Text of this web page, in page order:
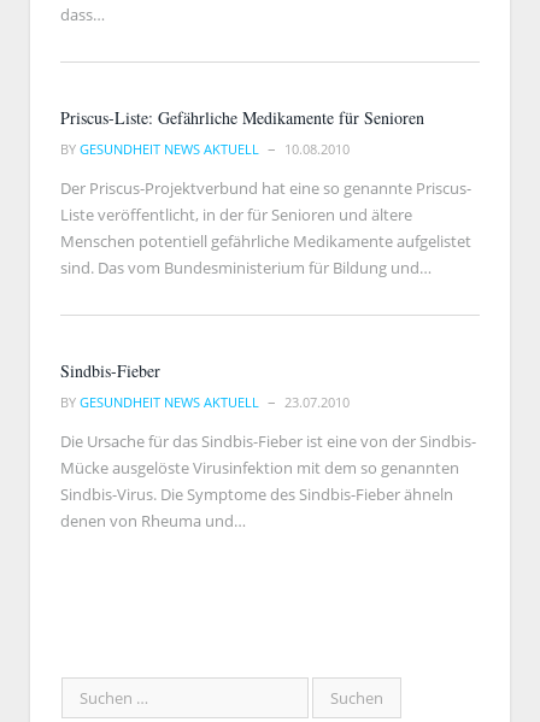
dass…
Priscus-Liste: Gefährliche Medikamente für Senioren
BY GESUNDHEIT NEWS AKTUELL 10.08.2010
Der Priscus-Projektverbund hat eine so genannte Priscus-
Liste veröffentlicht, in der für Senioren und ältere
Menschen potentiell gefährliche Medikamente aufgelistet
sind. Das vom Bundesministerium für Bildung und…
Sindbis-Fieber
BY GESUNDHEIT NEWS AKTUELL 23.07.2010
Die Ursache für das Sindbis-Fieber ist eine von der Sindbis-
Mücke ausgelöste Virusinfektion mit dem so genannten
Sindbis-Virus. Die Symptome des Sindbis-Fieber ähneln
denen von Rheuma und…